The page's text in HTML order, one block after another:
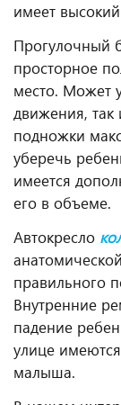
имеет
Прогулочный
просторное
место. Может
движения, так
подножки
уберечь
имеется
его в объеме.
Автокресло
правильного
Внутренние
падение
улице
малыша.